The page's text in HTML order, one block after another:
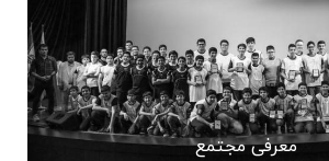
معرفی مجتمع